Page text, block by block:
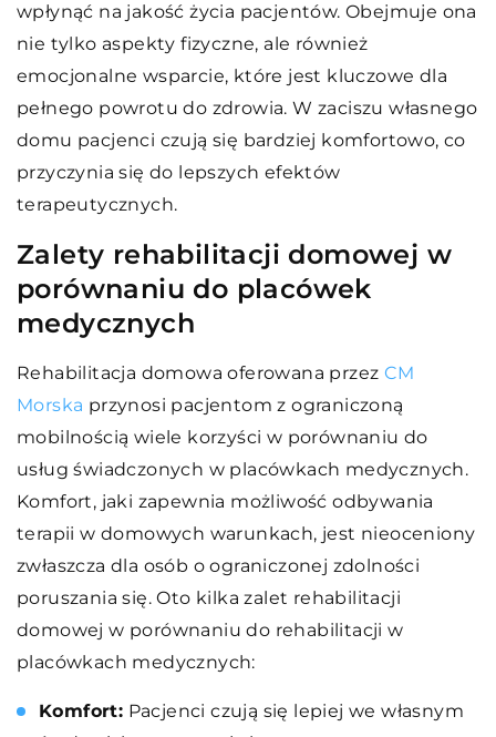
wpłynąć na jakość życia pacjentów. Obejmuje ona
nie tylko aspekty fizyczne, ale również
emocjonalne wsparcie, które jest kluczowe dla
pełnego powrotu do zdrowia. W zaciszu własnego
domu pacjenci czują się bardziej komfortowo, co
przyczynia się do lepszych efektów
terapeutycznych.
Zalety rehabilitacji domowej w
porównaniu do placówek
medycznych
Rehabilitacja domowa oferowana przez CM
Morska przynosi pacjentom z ograniczoną
mobilnością wiele korzyści w porównaniu do
usług świadczonych w placówkach medycznych.
Komfort, jaki zapewnia możliwość odbywania
terapii w domowych warunkach, jest nieoceniony
zwłaszcza dla osób o ograniczonej zdolności
poruszania się. Oto kilka zalet rehabilitacji
domowej w porównaniu do rehabilitacji w
placówkach medycznych:
Komfort: Pacjenci czują się lepiej we własnym